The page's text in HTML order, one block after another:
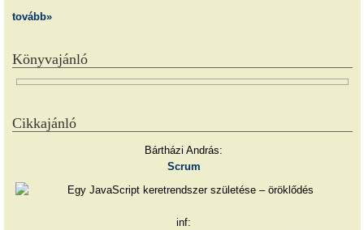
tovább»
Könyvajánló
Cikkajánló
Bártházi András:
Scrum
inf: